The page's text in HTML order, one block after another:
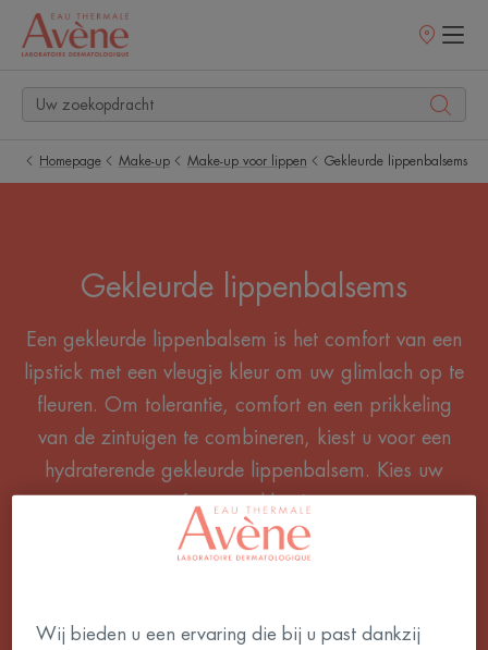
Homepage Make-up Make-up voor lippen Gekleurde lippenbalsems
Gekleurde lippenbalsems
Een gekleurde lippenbalsem is het comfort van een
lipstick met een vleugje kleur om uw glimlach op te
fleuren. Om tolerantie, comfort en een prikkeling
van de zintuigen te combineren, kiest u voor een
hydraterende gekleurde lippenbalsem. Kies uw
favoriete kleur!
Wij bieden u een ervaring die bij u past dankzij